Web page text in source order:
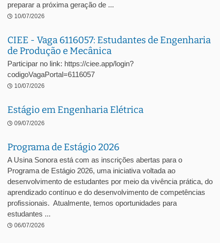
preparar a próxima geração de ...
10/07/2026
CIEE - Vaga 6116057: Estudantes de Engenharia
de Produção e Mecânica
Participar no link: https://ciee.app/login?
codigoVagaPortal=6116057
10/07/2026
Estágio em Engenharia Elétrica
09/07/2026
Programa de Estágio 2026
A Usina Sonora está com as inscrições abertas para o
Programa de Estágio 2026, uma iniciativa voltada ao
desenvolvimento de estudantes por meio da vivência prática, do
aprendizado contínuo e do desenvolvimento de competências
profissionais. Atualmente, temos oportunidades para
estudantes ...
06/07/2026